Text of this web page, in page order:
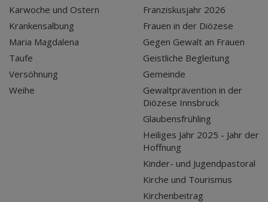
Karwoche und Ostern
Krankensalbung
Maria Magdalena
Taufe
Versöhnung
Weihe
Franziskusjahr 2026
Frauen in der Diözese
Gegen Gewalt an Frauen
Geistliche Begleitung
Gemeinde
Gewaltprävention in der
Diözese Innsbruck
Glaubensfrühling
Heiliges Jahr 2025 - Jahr der
Hoffnung
Kinder- und Jugendpastoral
Kirche und Tourismus
Kirchenbeitrag